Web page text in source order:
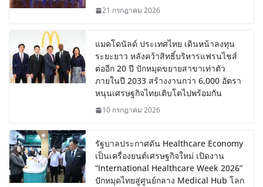
21 กรกฎาคม 2026
แมคโดนัลด์ ประเทศไทย เดินหน้าลงทุน
ระยะยาว หลังคว้าสิทธิ์บริหารแฟรนไชส์
ต่ออีก 20 ปี ปักหมุดขยายสาขาเท่าตัว
ภายในปี 2033 สร้างงานกว่า 6,000 อัตรา
หนุนเศรษฐกิจไทยเติบโตไปพร้อมกัน
10 กรกฎาคม 2026
รัฐบาลประกาศดัน Healthcare Economy
เป็นเครื่องยนต์เศรษฐกิจใหม่ เปิดงาน
“International Healthcare Week 2026”
ปักหมุดไทยสู่ศูนย์กลาง Medical Hub โลก